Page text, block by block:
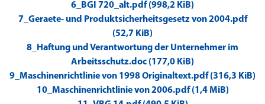
6_BGI 720_alt.pdf (998,2 KiB)
7_Geraete- und Produktsicherheitsgesetz von 2004.pdf
(52,7 KiB)
8_Haftung und Verantwortung der Unternehmer im
Arbeitsschutz.doc (177,0 KiB)
9_Maschinenrichtlinie von 1998 Originaltext.pdf (316,3 KiB)
10_Maschinenrichtlinie von 2006.pdf (1,4 MiB)